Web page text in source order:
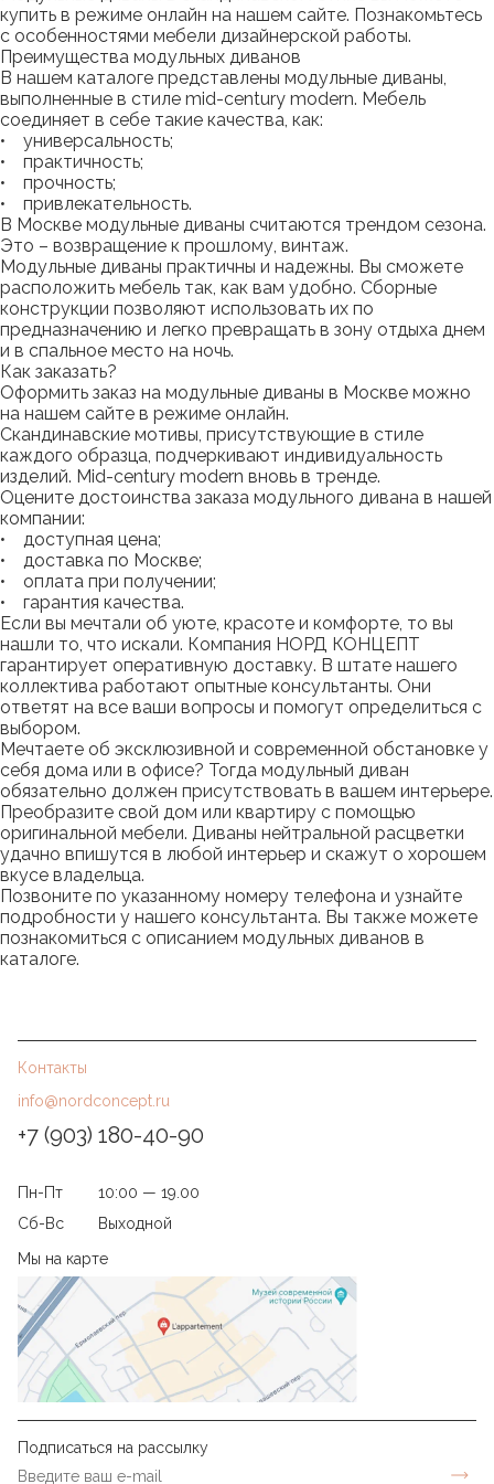
купить в режиме онлайн на нашем сайте. Познакомьтесь
с особенностями мебели дизайнерской работы.
Преимущества модульных диванов
В нашем каталоге представлены модульные диваны,
выполненные в стиле mid-century modern. Мебель
соединяет в себе такие качества, как:
• универсальность;
• практичность;
• прочность;
• привлекательность.
В Москве модульные диваны считаются трендом сезона.
Это – возвращение к прошлому, винтаж.
Модульные диваны практичны и надежны. Вы сможете
расположить мебель так, как вам удобно. Сборные
конструкции позволяют использовать их по
предназначению и легко превращать в зону отдыха днем
и в спальное место на ночь.
Как заказать?
Оформить заказ на модульные диваны в Москве можно
на нашем сайте в режиме онлайн.
Скандинавские мотивы, присутствующие в стиле
каждого образца, подчеркивают индивидуальность
изделий. Mid-century modern вновь в тренде.
Оцените достоинства заказа модульного дивана в нашей
компании:
• доступная цена;
• доставка по Москве;
• оплата при получении;
• гарантия качества.
Если вы мечтали об уюте, красоте и комфорте, то вы
нашли то, что искали. Компания НОРД КОНЦЕПТ
гарантирует оперативную доставку. В штате нашего
коллектива работают опытные консультанты. Они
ответят на все ваши вопросы и помогут определиться с
выбором.
Мечтаете об эксклюзивной и современной обстановке у
себя дома или в офисе? Тогда модульный диван
обязательно должен присутствовать в вашем интерьере.
Преобразите свой дом или квартиру с помощью
оригинальной мебели. Диваны нейтральной расцветки
удачно впишутся в любой интерьер и скажут о хорошем
вкусе владельца.
Позвоните по указанному номеру телефона и узнайте
подробности у нашего консультанта. Вы также можете
познакомиться с описанием модульных диванов в
каталоге.
Контакты
info@nordconcept.ru
+7 (903) 180-40-90
Пн-Пт
10:00 — 19.00
Сб-Вс
Выходной
Мы на карте
Подписаться на рассылку